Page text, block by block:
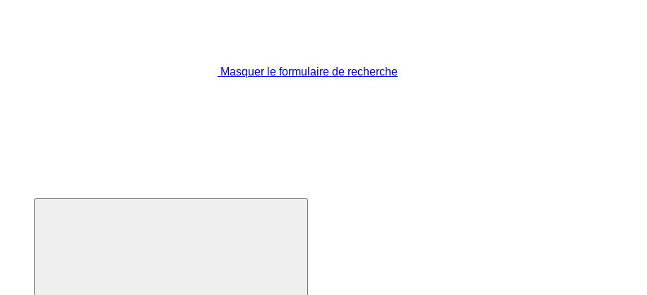
Masquer le formulaire de recherche